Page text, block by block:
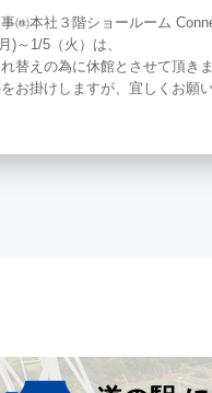
㈱本社３階ショールーム
)～1/5（火）は、
替えの為に休館とさせて頂きま
お掛けしますが、宜しくお願い